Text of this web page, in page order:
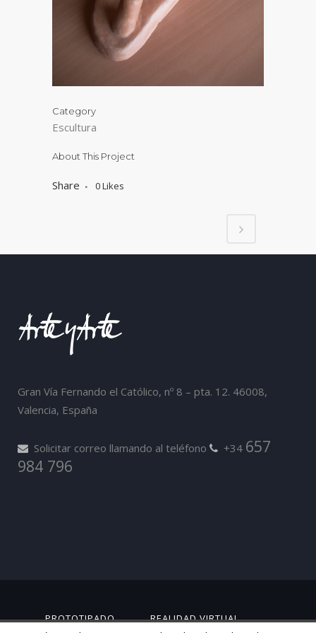
Category
Escultura
About This Project
Share 0Likes
Gran Vía Fernando el Católico, nº 8 – pta. 12. 46008,
Valencia, España
Solicitar correo llamando al teléfono +34 657
984 796
PROTOTIPADO REALIDAD VIRTUAL